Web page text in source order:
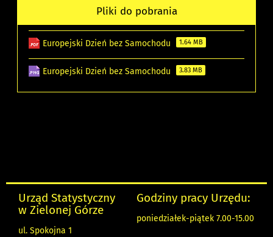
Pliki do pobrania
Europejski Dzień bez Samochodu 1.64 MB
Europejski Dzień bez Samochodu 3.83 MB
Urząd Statystyczny
w Zielonej Górze
ul. Spokojna 1
Godziny pracy Urzędu:
poniedziałek-piątek 7.00-15.00